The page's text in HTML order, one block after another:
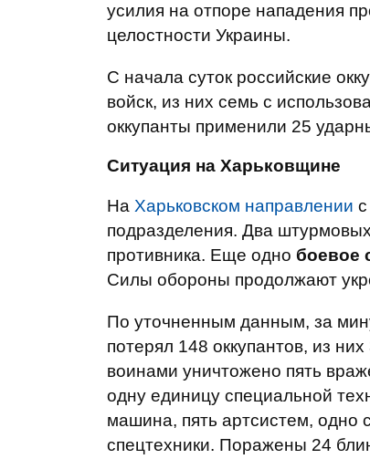
усилия на отпоре нападения
целостности Украины.
С начала суток российские
войск, из них семь с
оккупанты применили 25
Ситуация на Харьковщине
На Харьковском направлении
подразделения. Два
противника. Еще одно боевое
Силы обороны продолжают
По уточненным данным, за
потерял 148 оккупантов, из
воинами уничтожено пять
одну единицу специальной
машина, пять артсистем, одно
спецтехники. Поражены 24